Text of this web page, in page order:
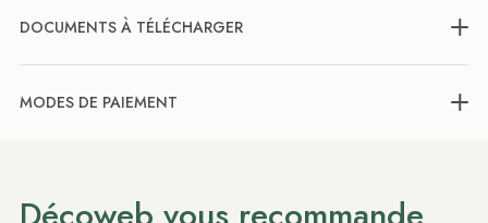
DOCUMENTS À TÉLÉCHARGER
MODES DE PAIEMENT